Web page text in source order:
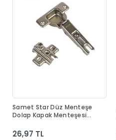
Samet Star Düz Menteşe
Dolap Kapak Menteşesi
26,97 TL